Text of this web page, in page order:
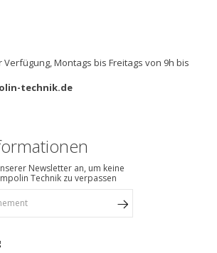
Montags bis Freitags von 9h bis
technik.de
Newsletter an, um keine
Technik zu verpassen